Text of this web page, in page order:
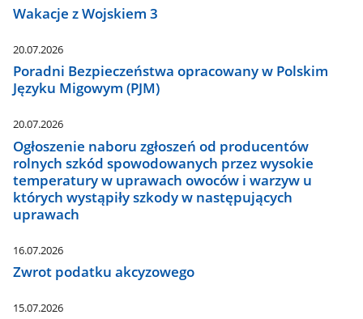
Wakacje z Wojskiem 3
20.07.2026
Poradni Bezpieczeństwa opracowany w Polskim
Języku Migowym (PJM)
20.07.2026
Ogłoszenie naboru zgłoszeń od producentów
rolnych szkód spowodowanych przez wysokie
temperatury w uprawach owoców i warzyw u
których wystąpiły szkody w następujących
uprawach
16.07.2026
Zwrot podatku akcyzowego
15.07.2026